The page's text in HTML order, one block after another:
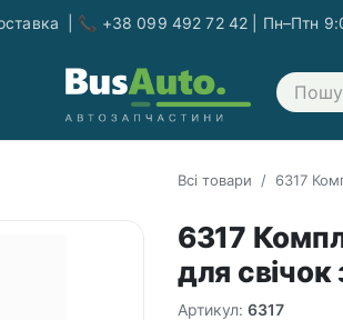
| 📞 +38 099 492 72 42 | Пн–Птн
з нами
Всі товари 6317
6317
для свічок
Артикул: 6317